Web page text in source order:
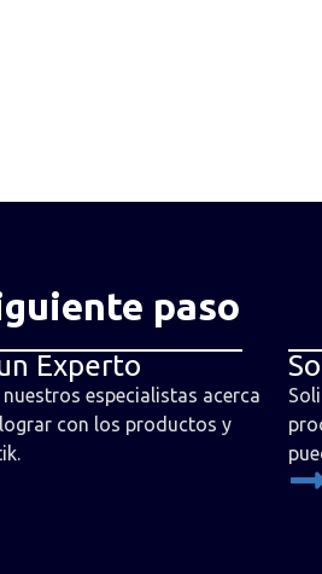
paso
Experto
especialistas acerca
con los productos y